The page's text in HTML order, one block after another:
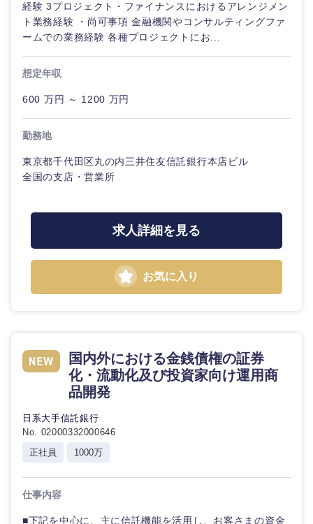
香川県 愛媛県
高知県
経験 3プロジェクト・ファイナンスにおけるアレンジメン
ト業務経験 ・尚可事項 金融機関やコンサルティングファ
ームでの業務経験 各種プロジェクトにお...
想定年収
600 万円 ～ 1200 万円
勤務地
東京都千代田区丸の内三井住友信託銀行本店ビル
全国の支店・営業所
求人詳細を見る
お気に入り
国内外における金銭債権の証券
化・流動化及び投資家向け運用商
品開発
日系大手信託銀行
No. 02000332000646
正社員
1000万
仕事内容
■下記を中心に、主に信託機能を活用し、お客さまの資金